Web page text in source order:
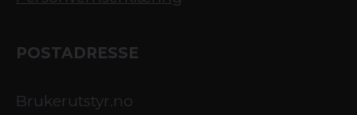
POSTADRESSE
Brukerutstyr.no